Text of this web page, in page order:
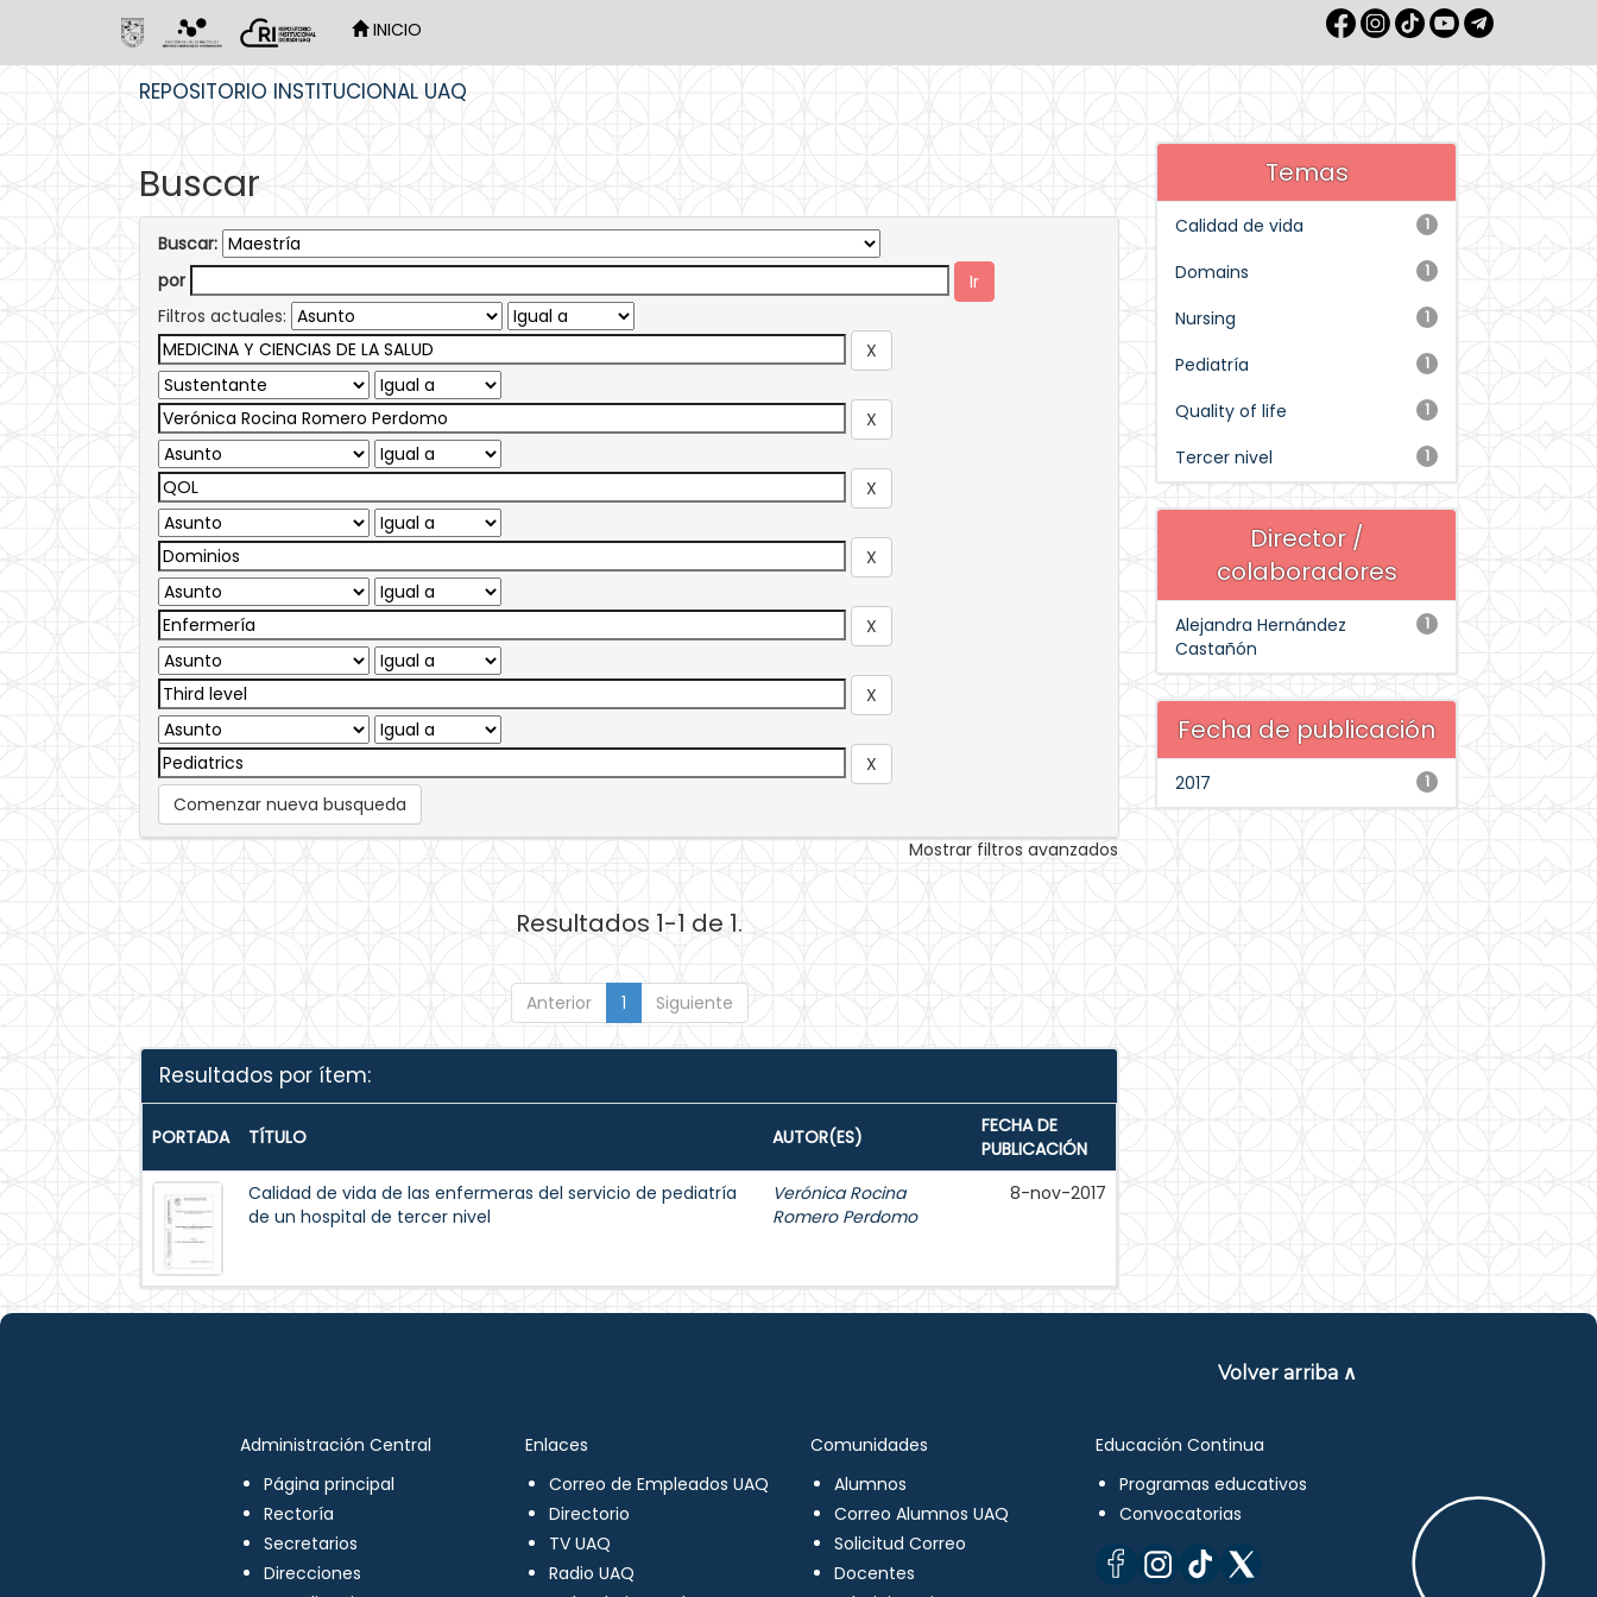
INICIO
REPOSITORIO INSTITUCIONAL UAQ
Buscar
Buscar:
por
Filtros actuales:
Comenzar nueva busqueda
Mostrar filtros avanzados
Resultados 1-1 de 1.
Anterior 1 Siguiente
Resultados por ítem:
PORTADA TÍTULO AUTOR(ES)
FECHA DE
PUBLICACIÓN
Calidad de vida de las enfermeras del servicio de pediatría
de un hospital de tercer nivel
Verónica Rocina
Romero Perdomo
8-nov-2017
Temas
1
Calidad de vida
1
Domains
1
Nursing
1
Pediatría
1
Quality of life
1
Tercer nivel
Director /
colaboradores
1
Alejandra Hernández
Castañón
Fecha de publicación
1
2017
Volver arriba ∧
Administración Central
Página principal
Rectoría
Secretarios
Direcciones
Enlaces
Correo de Empleados UAQ
Directorio
TV UAQ
Radio UAQ
Comunidades
Alumnos
Correo Alumnos UAQ
Solicitud Correo
Docentes
Educación Continua
Programas educativos
Convocatorias